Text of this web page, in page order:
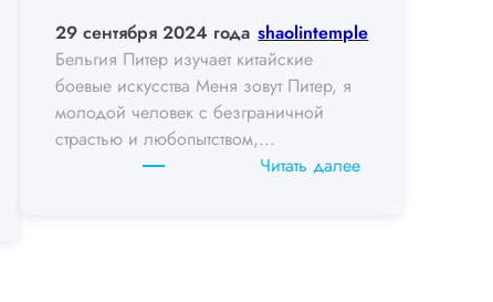
29 сентября 2024 года shaolintemple
Бельгия Питер изучает китайские
боевые искусства Меня зовут Питер, я
молодой человек с безграничной
страстью и любопытством,...
Читать далее: